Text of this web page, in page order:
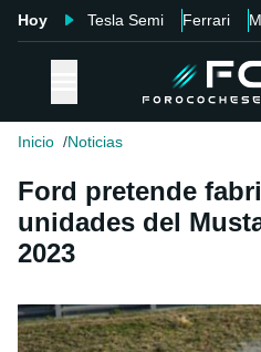
Hoy Tesla Semi Ferrari
Inicio Noticias
Ford pretende
unidades del
2023